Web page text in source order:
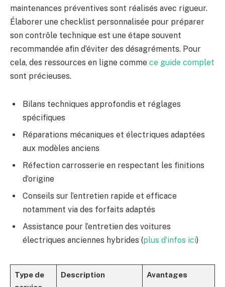
maintenances préventives sont réalisés avec rigueur.
Élaborer une checklist personnalisée pour préparer
son contrôle technique est une étape souvent
recommandée afin d’éviter des désagréments. Pour
cela, des ressources en ligne comme ce guide complet
sont précieuses.
Bilans techniques approfondis et réglages
spécifiques
Réparations mécaniques et électriques adaptées
aux modèles anciens
Réfection carrosserie en respectant les finitions
d’origine
Conseils sur l’entretien rapide et efficace
notamment via des forfaits adaptés
Assistance pour l’entretien des voitures
électriques anciennes hybrides (plus d’infos ici)
Type de
Description Avantages